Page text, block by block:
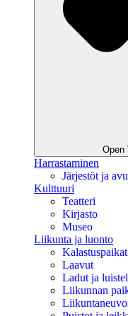
Open
Harrastaminen
Järjestöt ja
Kulttuuri
Teatteri
Kirjasto
Museo
Liikunta ja luonto
Kalastuspaikat
Laavut
Ladut ja
Liikunnan